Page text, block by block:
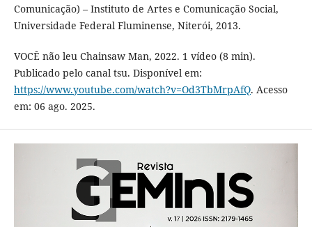
Comunicação) – Instituto de Artes e Comunicação Social,
Universidade Federal Fluminense, Niterói, 2013.
VOCÊ não leu Chainsaw Man, 2022. 1 vídeo (8 min).
Publicado pelo canal tsu. Disponível em:
https://www.youtube.com/watch?v=Od3TbMrpAfQ. Acesso
em: 06 ago. 2025.